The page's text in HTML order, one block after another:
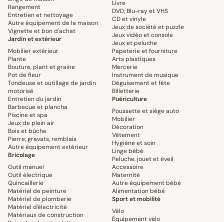
Rangement
Entretien et nettoyage
Autre équipement de la maison
Vignette et bon d'achat
Jardin et extérieur
Mobilier extérieur
Plante
Bouture, plant et graine
Pot de fleur
Tondeuse et outillage de jardin
motorisé
Entretien du jardin
Barbecue et plancha
Piscine et spa
Jeux de plein air
Bois et bûche
Pierre, gravats, remblais
Autre équipement extérieur
Bricolage
Outil manuel
Outil électrique
Quincaillerie
Matériel de peinture
Matériel de plomberie
Matériel d'électricité
Matériaux de construction
Livre
DVD, Blu-ray et VHS
CD et vinyle
Jeux de société et puzzle
Jeux vidéo et console
Jeux et peluche
Papeterie et fourniture
Arts plastiques
Mercerie
Instrument de musique
Déguisement et fête
Billetterie
Puériculture
Poussette et siège auto
Mobilier
Décoration
Vêtement
Hygiène et soin
Linge bébé
Peluche, jouet et éveil
Accessoire
Maternité
Autre équipement bébé
Alimentation bébé
Sport et mobilité
Vélo
Équipement vélo